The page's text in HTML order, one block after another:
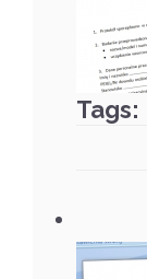
Tags: